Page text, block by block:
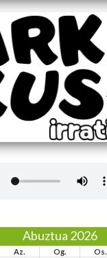
Abuztua 2026
Az. Og. Os.